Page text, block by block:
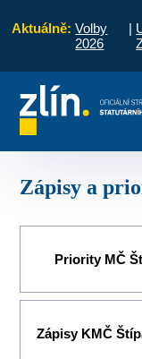
Aktuálně: Volby
2026
|
vyřídit
Zápisy a
Priority MČ
Zápisy KMČ